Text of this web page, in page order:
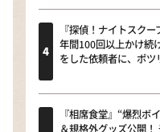
『探偵！ナイトスク
年間100回以上かけ続
をした依頼者に、ポ
『相席食堂』“爆烈ボ
＆規格外グッズ公開